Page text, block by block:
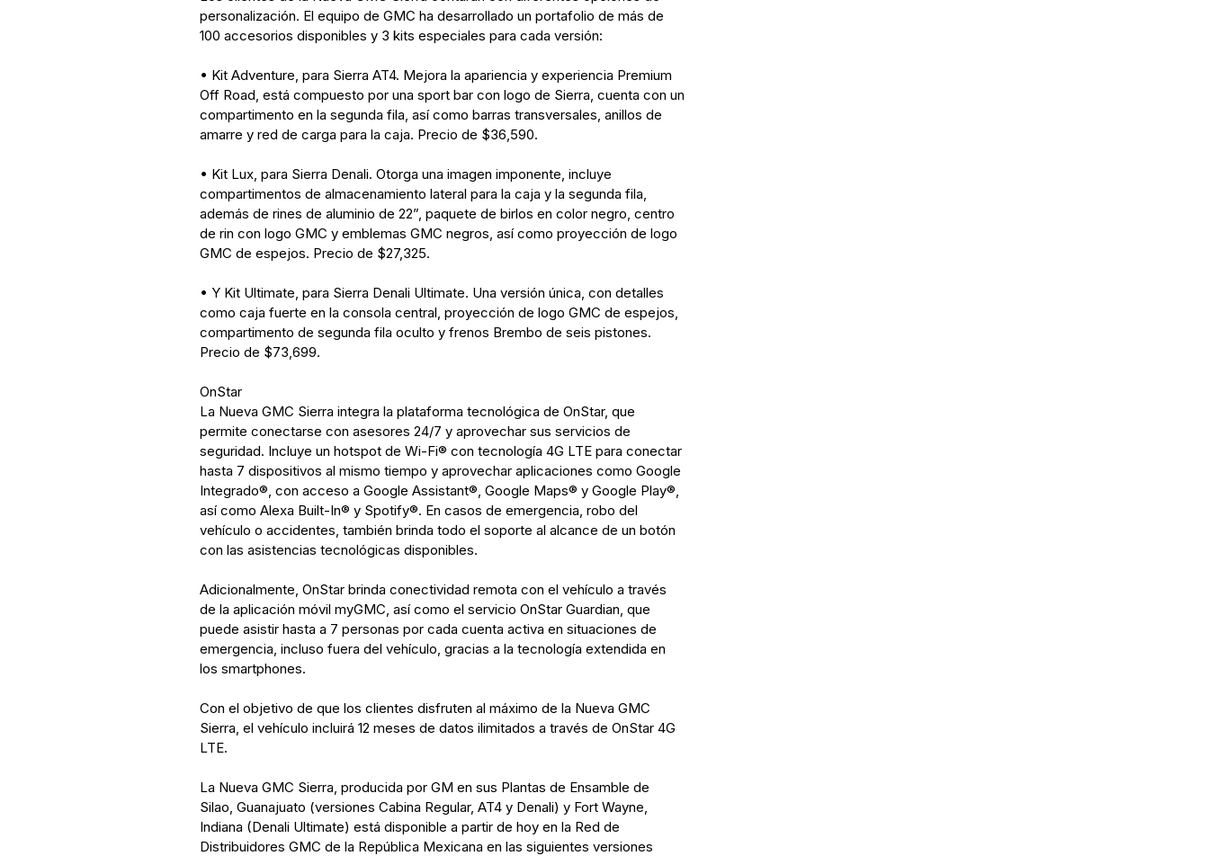
personalización. El equipo de GMC ha desarrollado un portafolio de más de
100 accesorios disponibles y 3 kits especiales para cada versión:
• Kit Adventure, para Sierra AT4. Mejora la apariencia y experiencia Premium
Off Road, está compuesto por una sport bar con logo de Sierra, cuenta con un
compartimento en la segunda fila, así como barras transversales, anillos de
amarre y red de carga para la caja. Precio de $36,590.
• Kit Lux, para Sierra Denali. Otorga una imagen imponente, incluye
compartimentos de almacenamiento lateral para la caja y la segunda fila,
además de rines de aluminio de 22”, paquete de birlos en color negro, centro
de rin con logo GMC y emblemas GMC negros, así como proyección de logo
GMC de espejos. Precio de $27,325.
• Y Kit Ultimate, para Sierra Denali Ultimate. Una versión única, con detalles
como caja fuerte en la consola central, proyección de logo GMC de espejos,
compartimento de segunda fila oculto y frenos Brembo de seis pistones.
Precio de $73,699.
OnStar
La Nueva GMC Sierra integra la plataforma tecnológica de OnStar, que
permite conectarse con asesores 24/7 y aprovechar sus servicios de
seguridad. Incluye un hotspot de Wi-Fi® con tecnología 4G LTE para conectar
hasta 7 dispositivos al mismo tiempo y aprovechar aplicaciones como Google
Integrado®, con acceso a Google Assistant®, Google Maps® y Google Play®,
así como Alexa Built-In® y Spotify®. En casos de emergencia, robo del
vehículo o accidentes, también brinda todo el soporte al alcance de un botón
con las asistencias tecnológicas disponibles.
Adicionalmente, OnStar brinda conectividad remota con el vehículo a través
de la aplicación móvil myGMC, así como el servicio OnStar Guardian, que
puede asistir hasta a 7 personas por cada cuenta activa en situaciones de
emergencia, incluso fuera del vehículo, gracias a la tecnología extendida en
los smartphones.
Con el objetivo de que los clientes disfruten al máximo de la Nueva GMC
Sierra, el vehículo incluirá 12 meses de datos ilimitados a través de OnStar 4G
LTE.
La Nueva GMC Sierra, producida por GM en sus Plantas de Ensamble de
Silao, Guanajuato (versiones Cabina Regular, AT4 y Denali) y Fort Wayne,
Indiana (Denali Ultimate) está disponible a partir de hoy en la Red de
Distribuidores GMC de la República Mexicana en las siguientes versiones